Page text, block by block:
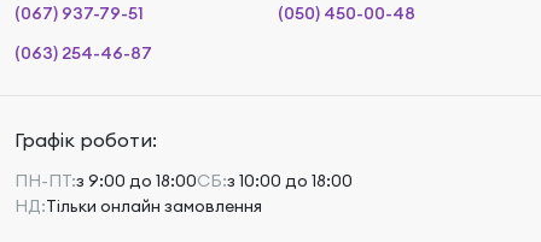
(067) 937-79-51
(050) 450-00-48
(063) 254-46-87
Графік роботи:
ПН-ПТ:з 9:00 до 18:00СБ:з 10:00 до 18:00
НД:Тільки онлайн замовлення